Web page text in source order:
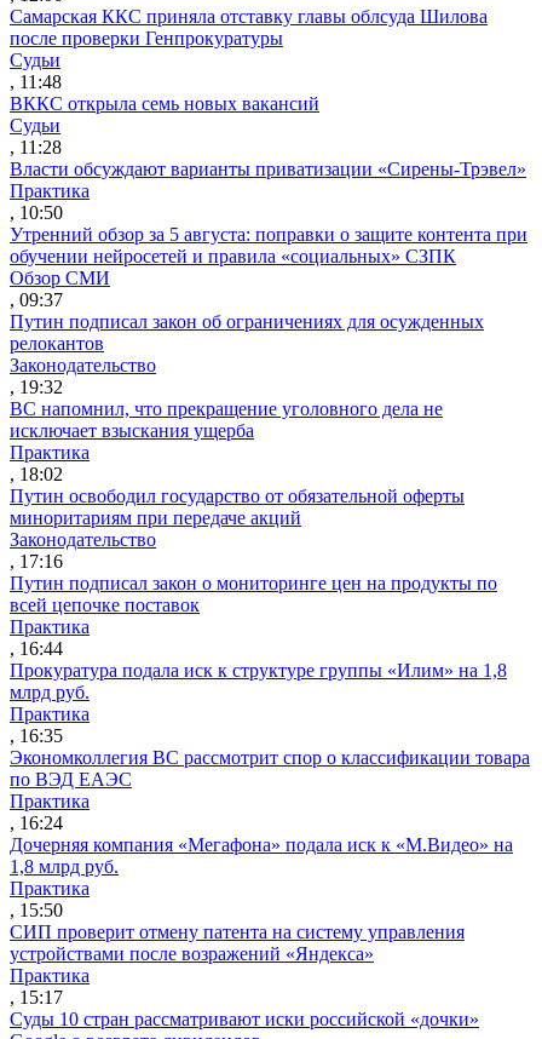
Самарская ККС приняла отставку главы облсуда Шилова
после проверки Генпрокуратуры
Судьи
, 11:48
ВККС открыла семь новых вакансий
Судьи
, 11:28
Власти обсуждают варианты приватизации «Сирены-Трэвел»
Практика
, 10:50
Утренний обзор за 5 августа: поправки о защите контента при
обучении нейросетей и правила «социальных» СЗПК
Обзор СМИ
, 09:37
Путин подписал закон об ограничениях для осужденных
релокантов
Законодательство
, 19:32
ВС напомнил, что прекращение уголовного дела не
исключает взыскания ущерба
Практика
, 18:02
Путин освободил государство от обязательной оферты
миноритариям при передаче акций
Законодательство
, 17:16
Путин подписал закон о мониторинге цен на продукты по
всей цепочке поставок
Практика
, 16:44
Прокуратура подала иск к структуре группы «Илим» на 1,8
млрд руб.
Практика
, 16:35
Экономколлегия ВС рассмотрит спор о классификации товара
по ВЭД ЕАЭС
Практика
, 16:24
Дочерняя компания «Мегафона» подала иск к «М.Видео» на
1,8 млрд руб.
Практика
, 15:50
СИП проверит отмену патента на систему управления
устройствами после возражений «Яндекса»
Практика
, 15:17
Суды 10 стран рассматривают иски российской «дочки»